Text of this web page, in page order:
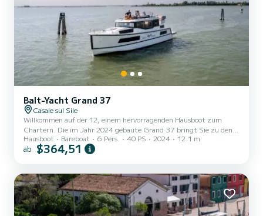
Balt-Yacht Grand 37
Casale sul Sile
Willkommen auf der 12, einem hervorragenden Hausboot zum
Chartern. Die im Jahr 2024 gebaute Grand 37 bringt Sie zu den
schönsten Ankerplätzen in . Auf diesem 12 Meter langen Hausboot
verbringen Sie eine außergewöhnliche Kreuzfahrt. Sie können bis
ausgestattet. Sie können uns Ihre Buchung senden Anfrage auf
SamBoat!
Hausboot Bareboat 6 Pers. 40 PS 2024 12.1 m
ab $364,51